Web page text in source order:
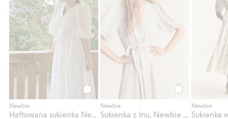
Kup
Newbie Newbie Newbie